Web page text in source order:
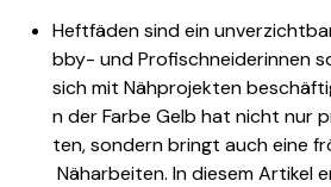
Heftfäden sind ein
bby- und Profischneiderinnen
sich mit Nähprojekten
n der Farbe Gelb hat nicht nur
ten, sondern bringt auch eine
Näharbeiten. In diesem Artikel